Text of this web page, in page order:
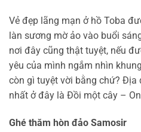
Vẻ đẹp lãng mạn ở hồ Toba
làn sương mờ ảo vào buổi
nơi đây cũng thật tuyệt, nếu
yêu của mình ngắm nhìn
còn gì tuyệt vời bằng chứ?
nhất ở đây là Đồi một cây –
Ghé thăm hòn đảo Samosir